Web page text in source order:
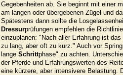
Gegebenheiten ab. Sie beginnt mit einer
am langen oder übergebenen Zügel und
Spätestens dann sollte die
Dressurprüfungen empfehlen die
einzuplanen: "Nach aller Erfahrung ist das
zu lang, aber oft zu kurz." Auch vor
lange Schrittphase" zu achten.
der Pferde und Erfahrungswerten des
eine kürzere, aber intensivere Belastung.